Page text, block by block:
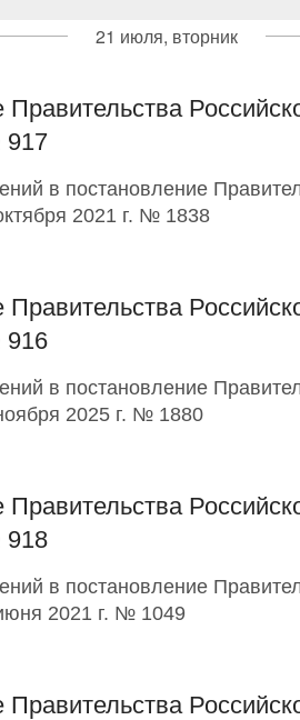
21 июля, вторник
Правительства
917
в постановление
2021 г. № 1838
Правительства
916
в постановление
2025 г. № 1880
Правительства
918
в постановление
2021 г. № 1049
Правительства